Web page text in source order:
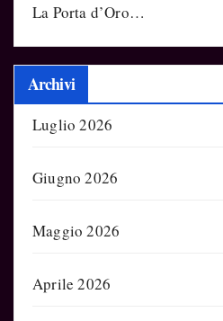
La Porta d’Oro…
Archivi
Luglio 2026
Giugno 2026
Maggio 2026
Aprile 2026